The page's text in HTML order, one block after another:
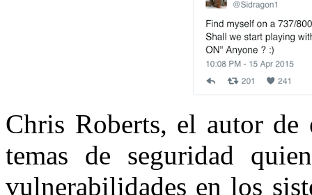
Chris Roberts, el autor de
temas de seguridad
vulnerabilidades en los